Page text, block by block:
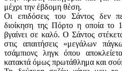
μέχρι την έβδομη θέση.
Οι επιδόσεις του Σάντος δεν
διοίκηση της Πόρτο η οποία το
βγαίνει σε καλό. Ο Σάντος
στις απαιτήσεις «μεγάλων
τσάμπιονς ληγκ όπου
κατακτά όμως πρωτάθλημα και